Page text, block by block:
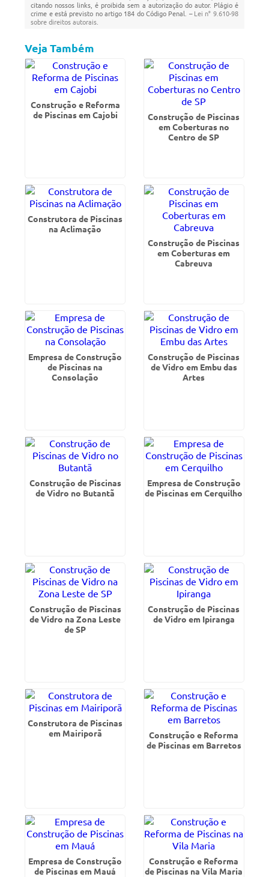
citando nossos links, é proibida sem a autorização do autor. Plágio é
crime e está previsto no artigo 184 do Código Penal. –Lei n° 9.610-98
sobre direitos autorais
Veja Também
Construção e Reforma
de Piscinas em Cajobi
Construção de Piscinas
em Coberturas no
Centro de SP
Construtora de Piscinas
na Aclimação
Construção de Piscinas
em Coberturas em
Cabreuva
Empresa de Construção
de Piscinas na
Consolação
Construção de Piscinas
de Vidro em Embu das
Artes
Construção de Piscinas
de Vidro no Butantã
Empresa de Construção
de Piscinas em Cerquilho
Construção de Piscinas
de Vidro na Zona Leste
de SP
Construção de Piscinas
de Vidro em Ipiranga
Construtora de Piscinas
em Mairiporã
Construção e Reforma
de Piscinas em Barretos
Empresa de Construção
de Piscinas em Mauá
Construção e Reforma
de Piscinas na Vila Maria